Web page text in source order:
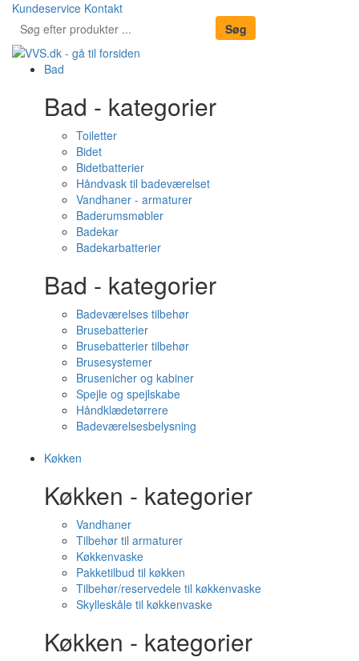
Kundeservice Kontakt
Bad
Bad - kategorier
Toiletter
Bidet
Bidetbatterier
Håndvask til badeværelset
Vandhaner - armaturer
Baderumsmøbler
Badekar
Badekarbatterier
Bad - kategorier
Badeværelses tilbehør
Brusebatterier
Brusebatterier tilbehør
Brusesystemer
Brusenicher og kabiner
Spejle og spejlskabe
Håndklædetørrere
Badeværelsesbelysning
Køkken
Køkken - kategorier
Vandhaner
Tilbehør til armaturer
Køkkenvaske
Pakketilbud til køkken
Tilbehør/reservedele til køkkenvaske
Skylleskåle til køkkenvaske
Køkken - kategorier